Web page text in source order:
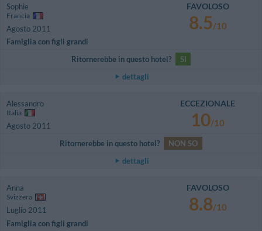
Sophie
Francia
Agosto 2011
Famiglia con figli grandi
FAVOLOSO
8.5/10
Ritornerebbe in questo hotel?
SI
dettagli
Alessandro
Italia
Agosto 2011
ECCEZIONALE
10/10
Ritornerebbe in questo hotel?
NON SO
dettagli
Anna
Svizzera
Luglio 2011
Famiglia con figli grandi
FAVOLOSO
8.8/10